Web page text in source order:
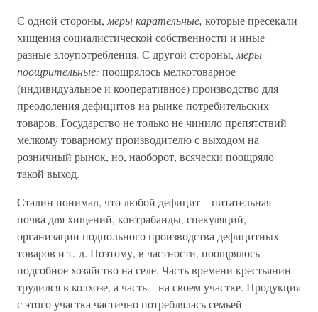
С одной стороны, меры карательные, которые пресекали
хищения социалистической собственности и иные
разные злоупотребления. С другой стороны, меры
поощрительные: поощрялось мелкотоварное
(индивидуальное и кооперативное) производство для
преодоления дефицитов на рынке потребительских
товаров. Государство не только не чинило препятствий
мелкому товарному производителю с выходом на
розничный рынок, но, наоборот, всячески поощряло
такой выход.
Сталин понимал, что любой дефицит – питательная
почва для хищений, контрабанды, спекуляций,
организации подпольного производства дефицитных
товаров и т. д. Поэтому, в частности, поощрялось
подсобное хозяйство на селе. Часть времени крестьянин
трудился в колхозе, а часть – на своем участке. Продукция
с этого участка частично потреблялась семьей